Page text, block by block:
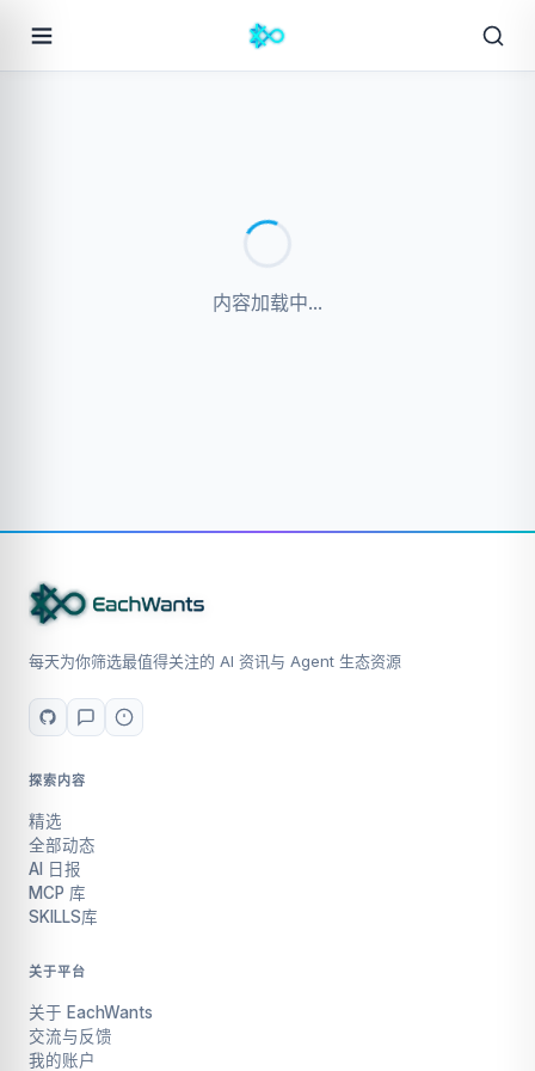
内容加载中...
每天为你筛选最值得关注的 AI 资讯与 Agent 生态资源
探索内容
精选
全部动态
AI 日报
MCP 库
SKILLS库
关于平台
关于 EachWants
交流与反馈
我的账户